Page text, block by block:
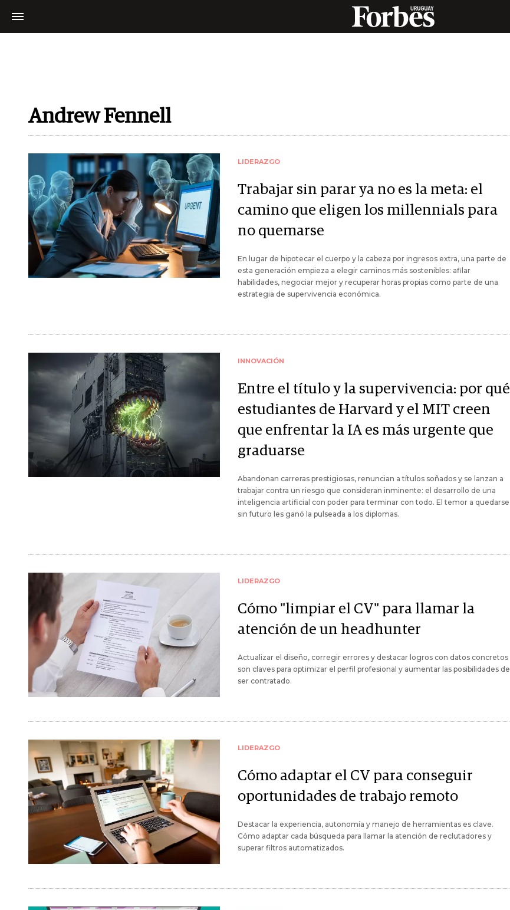
Andrew Fennell
LIDERAZGO
Trabajar sin parar ya no es la meta: el
camino que eligen los millennials para
no quemarse
En lugar de hipotecar el cuerpo y la cabeza por ingresos extra, una parte de
esta generación empieza a elegir caminos más sostenibles: afilar
habilidades, negociar mejor y recuperar horas propias como parte de una
estrategia de supervivencia económica.
INNOVACIÓN
Entre el título y la supervivencia: por qué
estudiantes de Harvard y el MIT creen
que enfrentar la IA es más urgente que
graduarse
Abandonan carreras prestigiosas, renuncian a títulos soñados y se lanzan a
trabajar contra un riesgo que consideran inminente: el desarrollo de una
inteligencia artificial con poder para terminar con todo. El temor a quedarse
sin futuro les ganó la pulseada a los diplomas.
LIDERAZGO
Cómo "limpiar el CV" para llamar la
atención de un headhunter
Actualizar el diseño, corregir errores y destacar logros con datos concretos
son claves para optimizar el perfil profesional y aumentar las posibilidades de
ser contratado.
LIDERAZGO
Cómo adaptar el CV para conseguir
oportunidades de trabajo remoto
Destacar la experiencia, autonomía y manejo de herramientas es clave.
Cómo adaptar cada búsqueda para llamar la atención de reclutadores y
superar filtros automatizados.